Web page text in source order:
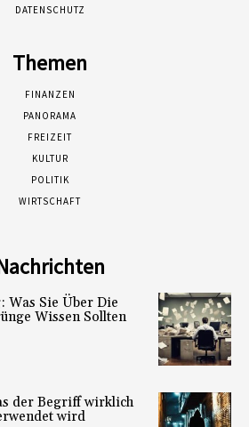
DATENSCHUTZ
Themen
FINANZEN
PANORAMA
FREIZEIT
KULTUR
POLITIK
WIRTSCHAFT
Was Sie Über Die
Wissen Sollten
der Begriff wirklich
wird